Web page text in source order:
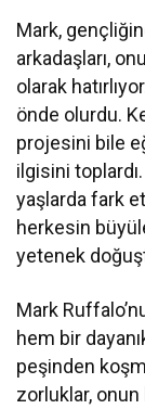
Mark,
arkadaşları,
olarak
önde olurdu.
projesini bile
ilgisini
yaşlarda fark
herkesin
yetenek
Mark
hem bir
peşinden
zorluklar,